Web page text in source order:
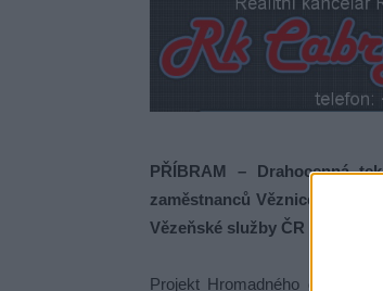
PŘÍBRAM – Drahocenná
zaměstnanců Věznice
Vězeňské služby ČR se
Projekt Hromadného